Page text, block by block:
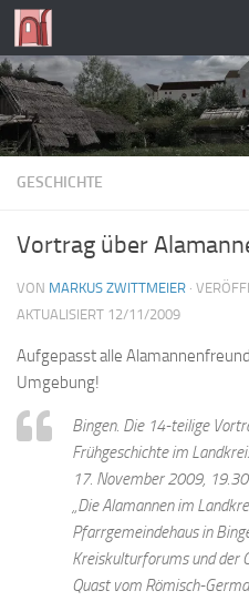
Zum Inhalt springen
GESCHICHTE
Vortrag über
VON MARKUS ZWITTMEIER ·
AKTUALISIERT 12/11/2009
Aufgepasst alle
Umgebung!
Bingen. Die 14-teilige
Frühgeschichte im
17. November 2009,
„Die Alamannen im
Pfarrgemeindehaus in
Kreiskulturforums und der
Quast vom Römisch-